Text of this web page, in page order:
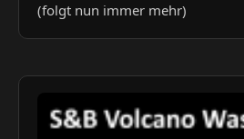
(folgt nun immer mehr)